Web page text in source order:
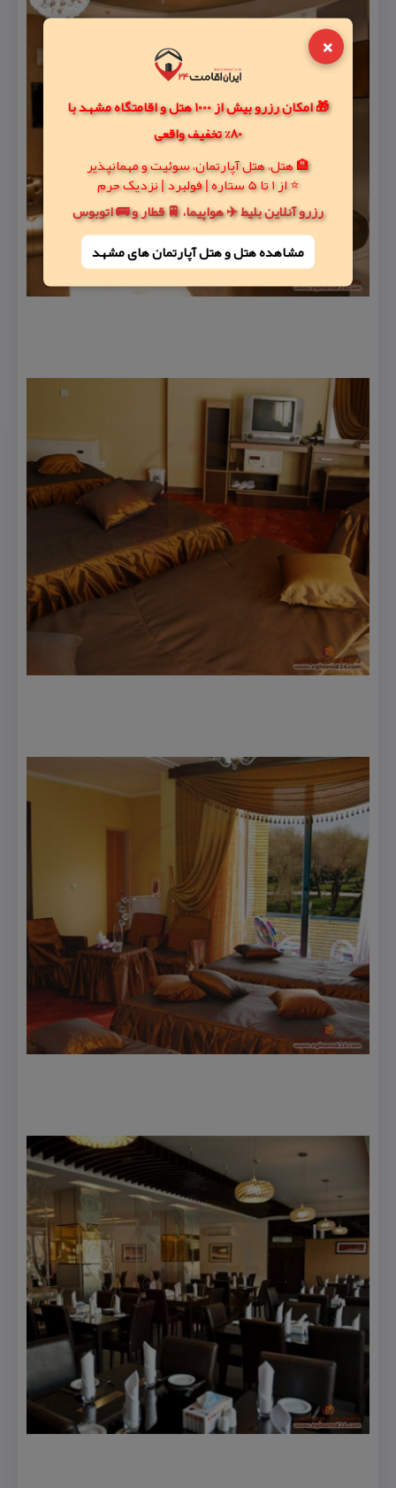
×
🎁 امکان رزرو بیش از 1000 هتل و اقامتگاه مشهد با
80% تخفیف واقعی
🏨 هتل، هتل آپارتمان، سوئیت و مهمانپذیر
⭐ از 1 تا 5 ستاره | فولبرد | نزدیک حرم
رزرو آنلاین بلیط ✈️ هواپیما، 🚆 قطار و 🚌 اتوبوس
مشاهده هتل و هتل‌ آپارتمان های مشهد